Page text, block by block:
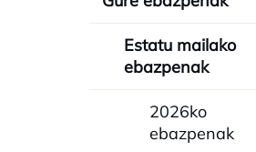
Estatu mailako
ebazpenak
2026ko
ebazpenak